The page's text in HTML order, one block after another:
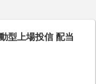
型上場投信 配当